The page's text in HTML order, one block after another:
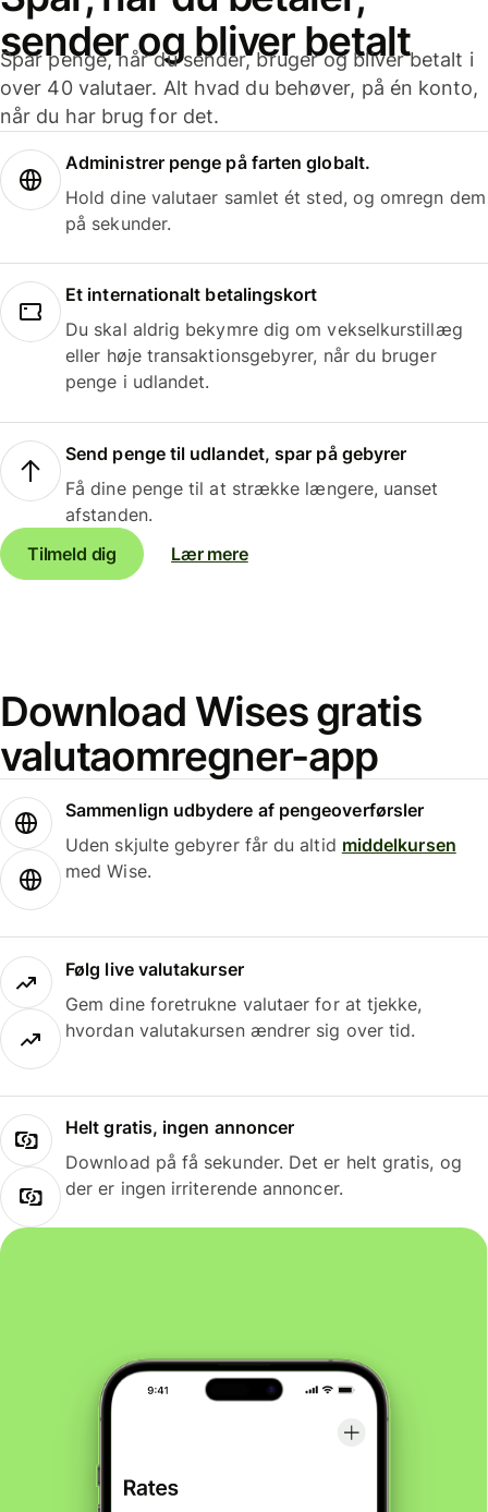
sender og bliver betalt
Spar penge, når du sender, bruger og bliver betalt i
over 40 valutaer. Alt hvad du behøver, på én konto,
når du har brug for det.
Administrer penge på farten globalt.
Hold dine valutaer samlet ét sted, og omregn dem
på sekunder.
Et internationalt betalingskort
Du skal aldrig bekymre dig om vekselkurstillæg
eller høje transaktionsgebyrer, når du bruger
penge i udlandet.
Send penge til udlandet, spar på gebyrer
Få dine penge til at strække længere, uanset
afstanden.
Tilmeld dig
Lær mere
Download Wises gratis
valutaomregner-app
Sammenlign udbydere af pengeoverførsler
Uden skjulte gebyrer får du altid middelkursen
med Wise.
Følg live valutakurser
Gem dine foretrukne valutaer for at tjekke,
hvordan valutakursen ændrer sig over tid.
Helt gratis, ingen annoncer
Download på få sekunder. Det er helt gratis, og
der er ingen irriterende annoncer.